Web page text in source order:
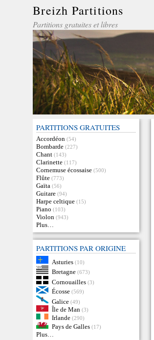
Breizh Partitions
Partitions gratuites et libres
PARTITIONS GRATUITES
Accordéon (54)
Bombarde (227)
Chant (143)
Clarinette (117)
Cornemuse écossaise (500)
Flûte (773)
Gaïta (56)
Guitare (94)
Harpe celtique (15)
Piano (103)
Violon (943)
Plus…
PARTITIONS PAR ORIGINE
Asturies (10)
Bretagne (673)
Cornouailles (3)
Écosse (569)
Galice (49)
Île de Man (3)
Irlande (290)
Pays de Galles (17)
Plus…